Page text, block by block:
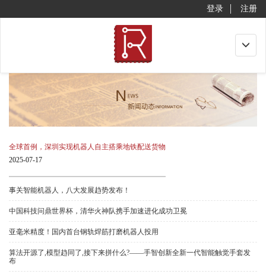
登录 注册
Toggle
全球首例，深圳实现机器人自主搭乘地铁配送货物
2025-07-17
事关智能机器人，八大发展趋势发布！
中国科技问鼎世界杯，清华火神队携手加速进化成功卫冕
亚毫米精度！国内首台钢轨焊筋打磨机器人投用
算法开源了,模型趋同了,接下来拼什么?——手智创新全新一代智能触觉手套发
布